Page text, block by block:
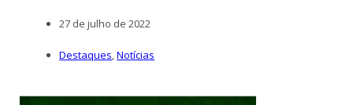
27 de julho de 2022
Destaques,Notícias